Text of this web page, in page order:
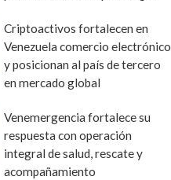
Criptoactivos fortalecen en
Venezuela comercio electrónico
y posicionan al país de tercero
en mercado global
Venemergencia fortalece su
respuesta con operación
integral de salud, rescate y
acompañamiento